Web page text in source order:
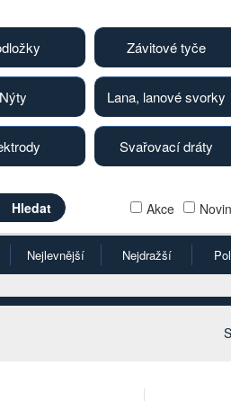
Závitové tyče
Nýty Lana, lanové svorky
Svařovací dráty
Akce
Nejlevnější Nejdražší